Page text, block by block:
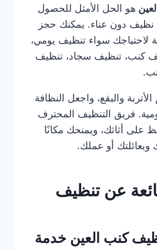
هو الحل الأمثل للحصول
دون عناء. يمكنك حجز
لاحتياجك سواء تنظيف يومي،
كنب، تنظيف سجاد، تنظيف
والبقع، واجعل النظافة
فريق التنظيف المحترف
على أثاثك، ويمنحك مكانًا
وبعائلتك أو عملك.
عن تنظيف
كنب العين خدمة